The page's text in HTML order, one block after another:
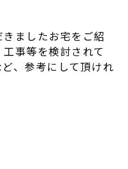
ましたお宅をご紹
事等を検討されて
、参考にして頂けれ